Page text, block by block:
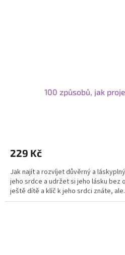
100 způsobů, jak
229 Kč
Jak najít a rozvíjet důvěrný a
jeho srdce a udržet si jeho lásku bez
ještě dítě a klíč k jeho srdci znáte,